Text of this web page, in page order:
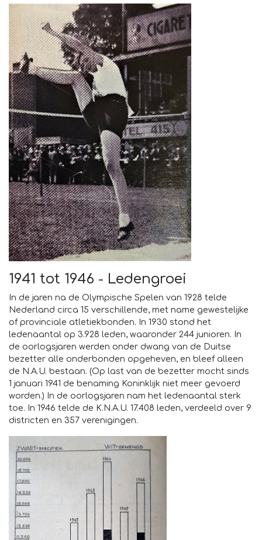
1941 tot 1946 - Ledengroei
In de jaren na de Olympische Spelen van 1928 telde
Nederland circa 15 verschillende, met name gewestelijke
of provinciale atletiekbonden. In 1930 stond het
ledenaantal op 3.928 leden, waaronder 244 junioren. In
de oorlogsjaren werden onder dwang van de Duitse
bezetter alle onderbonden opgeheven, en bleef alleen
de N.A.U. bestaan. (Op last van de bezetter mocht sinds
1 januari 1941 de benaming Koninklijk niet meer gevoerd
worden.) In de oorlogsjaren nam het ledenaantal sterk
toe. In 1946 telde de K.N.A.U. 17.408 leden, verdeeld over 9
districten en 357 verenigingen.